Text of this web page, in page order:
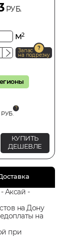
РУБ.
м2
Запас
на подрезку
РУБ.
КУПИТЬ
ДЕШЕВЛЕ
Аксай -
на Дону
на
при